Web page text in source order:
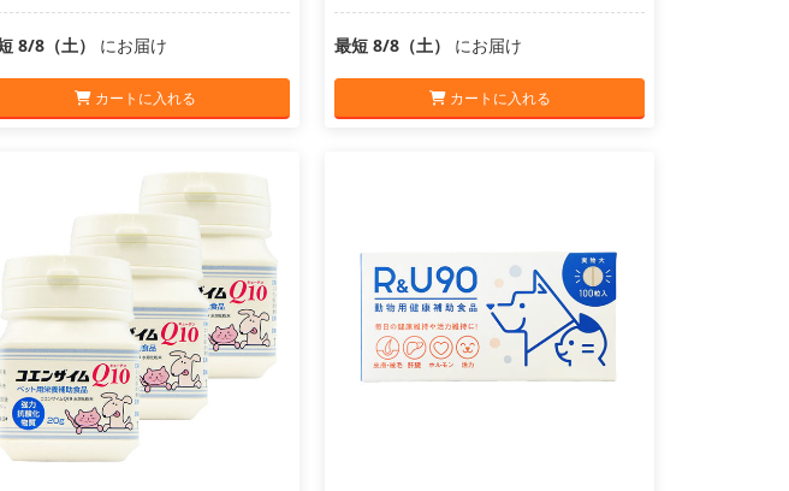
8/8（土） にお届け
カートに入れる
最短 8/8（土） にお届け
カートに入れる